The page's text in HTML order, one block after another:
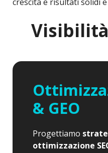
& GEO
Progettiamo
ottimizzazione